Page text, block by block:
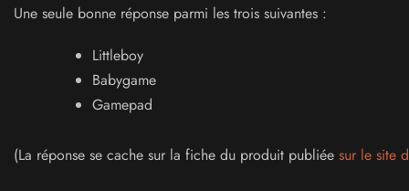
Une seule bonne réponse parmi les trois suivantes :
Littleboy
Babygame
Gamepad
(La réponse se cache sur la fiche du produit publiée sur le site